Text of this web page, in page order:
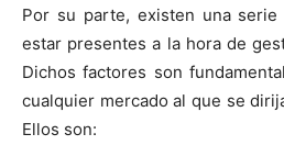
Por su parte, existen una
estar presentes a la hora de
Dichos factores son
cualquier mercado al que se
Ellos son: